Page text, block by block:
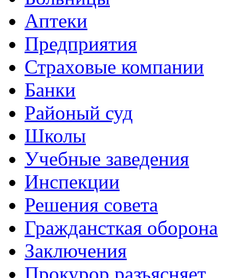
Аптеки
Предприятия
Страховые компании
Банки
Районый суд
Школы
Учебные заведения
Инспекции
Решения совета
Граждансткая оборона
Заключения